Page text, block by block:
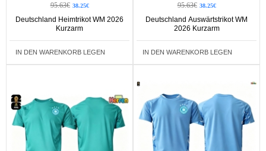
95.63€ 38.25€
Deutschland Heimtrikot WM 2026
Kurzarm
IN DEN WARENKORB LEGEN
95.63€ 38.25€
Deutschland Auswärtstrikot WM
2026 Kurzarm
IN DEN WARENKORB LEGEN